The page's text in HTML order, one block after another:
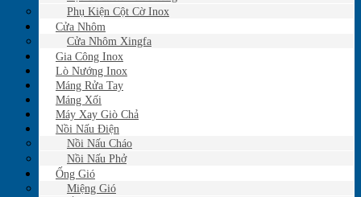
Phụ Kiện Cột Cờ Inox
Cửa Nhôm
Cửa Nhôm Xingfa
Gia Công Inox
Lò Nướng Inox
Máng Rửa Tay
Máng Xối
Máy Xay Giò Chả
Nồi Nấu Điện
Nồi Nấu Cháo
Nồi Nấu Phở
Ống Gió
Miệng Gió